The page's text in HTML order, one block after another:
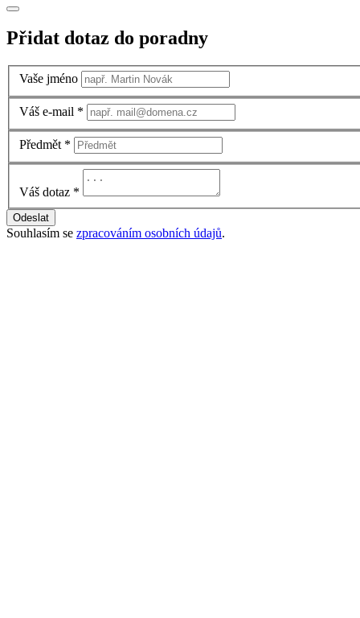
Přidat dotaz do poradny
Vaše jméno
Váš e-mail *
Předmět *
Váš dotaz *
Odeslat
Souhlasím se zpracováním osobních údajů.